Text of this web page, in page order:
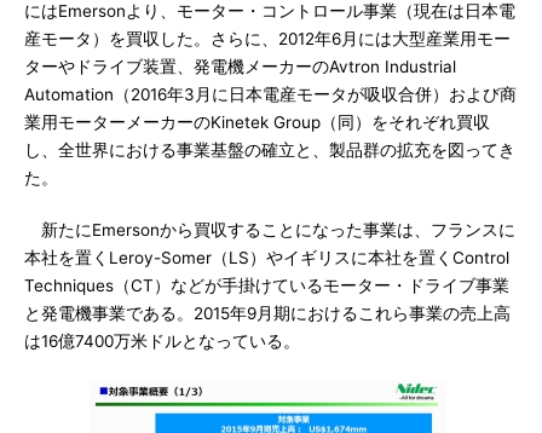
にはEmersonより、モーター・コントロール事業（現在は日本電
産モータ）を買収した。さらに、2012年6月には大型産業用モー
ターやドライブ装置、発電機メーカーのAvtron Industrial
Automation（2016年3月に日本電産モータが吸収合併）および商
業用モーターメーカーのKinetek Group（同）をそれぞれ買収
し、全世界における事業基盤の確立と、製品群の拡充を図ってき
た。
新たにEmersonから買収することになった事業は、フランスに
本社を置くLeroy-Somer（LS）やイギリスに本社を置くControl
Techniques（CT）などが手掛けているモーター・ドライブ事業
と発電機事業である。2015年9月期におけるこれら事業の売上高
は16億7400万米ドルとなっている。